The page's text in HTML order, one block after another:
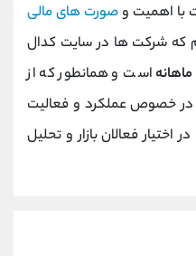
با اهمیت وصورت های مالی
که شرکت ها در سایت کدال
است و همانطور که از
خصوص عملکرد و فعالیت
فعالان بازار و تحلیل